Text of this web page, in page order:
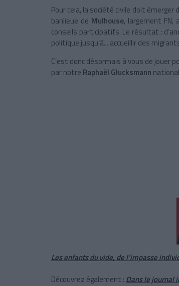
Pour cela, la société civile doit émerger
banlieue de Mulhouse, largement FN,
conseils participatifs. Le résultat :
politique jusqu’à... accueillir des
C’est donc désormais à vous de
par notre Raphaël Glucksmann
Les enfants du vide, de l’impasse
Découvrez également : Dans le journal